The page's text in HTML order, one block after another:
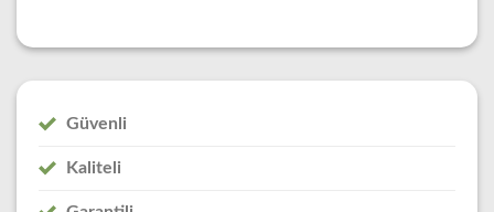
Güvenli
Kaliteli